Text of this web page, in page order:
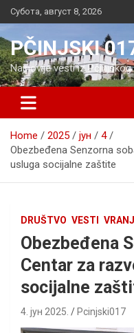
Skip
to
content
Субота, август 8, 2026
PČINJSKI
Najnovije vesti iz
Home 2025 јун
4
Obezbeđena Senzorna
usluga socijalne zaštite
DRUŠTVO VESTI
Obezbeđena
Centar za
socijalne
4. јун 2025. Pcinjski017